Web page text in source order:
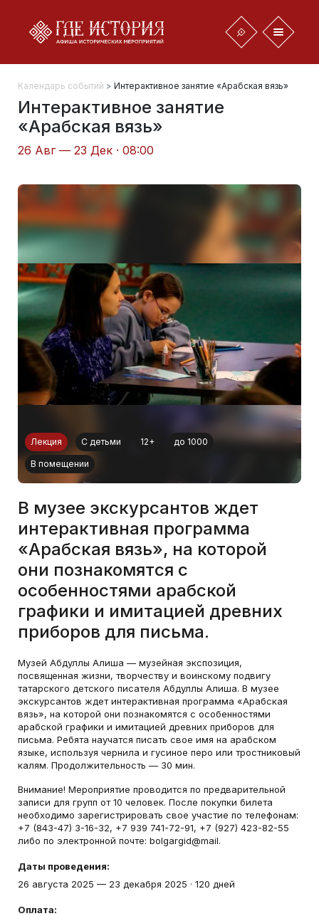
Календарь событий > Интерактивное занятие «Арабская вязь»
Интерактивное занятие
«Арабская вязь»
26 Авг — 23 Дек · 08:00
Лекция С детьми 12+ до 1000
В помещении
В музее экскурсантов ждет
интерактивная программа
«Арабская вязь», на которой
они познакомятся с
особенностями арабской
графики и имитацией древних
приборов для письма.
Музей Абдуллы Алиша — музейная экспозиция,
посвященная жизни, творчеству и воинскому подвигу
татарского детского писателя Абдуллы Алиша. В музее
экскурсантов ждет интерактивная программа «Арабская
вязь», на которой они познакомятся с особенностями
арабской графики и имитацией древних приборов для
письма. Ребята научатся писать свое имя на арабском
языке, используя чернила и гусиное перо или тростниковый
калям. Продолжительность — 30 мин.
Внимание! Мероприятие проводится по предварительной
записи для групп от 10 человек. После покупки билета
необходимо зарегистрировать свое участие по телефонам:
+7 (843-47) 3-16-32, +7 939 741-72-91, +7 (927) 423-82-55
либо по электронной почте: bolgargid@mail.
Даты проведения:
26 августа 2025 — 23 декабря 2025 · 120 дней
Оплата: